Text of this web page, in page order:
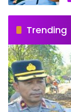
Trending